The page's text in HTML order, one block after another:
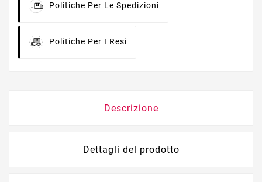
Politiche Per Le Spedizioni
Politiche Per I Resi
Descrizione
Dettagli del prodotto